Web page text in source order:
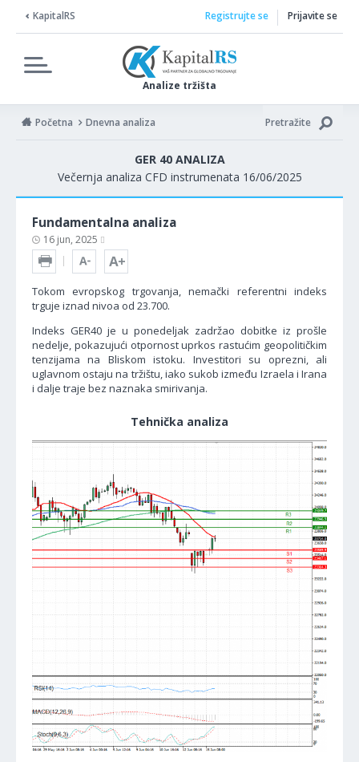
KapitalRS
Analize tržišta
Registrujte se Prijavite se
Početna Dnevna analiza Pretražite
GER 40 ANALIZA
Večernja analiza CFD instrumenata 16/06/2025
Fundamentalna analiza
16 jun, 2025
Tokom evropskog trgovanja, nemački referentni indeks
trguje iznad nivoa od 23.700.
Indeks GER40 je u ponedeljak zadržao dobitke iz prošle
nedelje, pokazujući otpornost uprkos rastućim geopolitičkim
tenzijama na Bliskom istoku. Investitori su oprezni, ali
uglavnom ostaju na tržištu, iako sukob između Izraela i Irana
i dalje traje bez naznaka smirivanja.
Tehnička analiza